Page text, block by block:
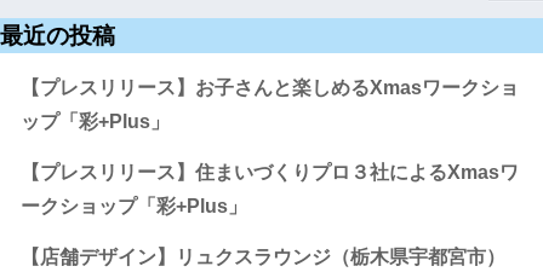
最近の投稿
【プレスリリース】お子さんと楽しめるXmasワークショ
ップ「彩+Plus」
【プレスリリース】住まいづくりプロ３社によるXmasワ
ークショップ「彩+Plus」
【店舗デザイン】リュクスラウンジ（栃木県宇都宮市）